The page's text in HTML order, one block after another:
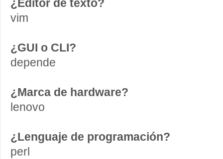
¿Editor de texto?
vim
¿GUI o CLI?
depende
¿Marca de hardware?
lenovo
¿Lenguaje de programación?
perl